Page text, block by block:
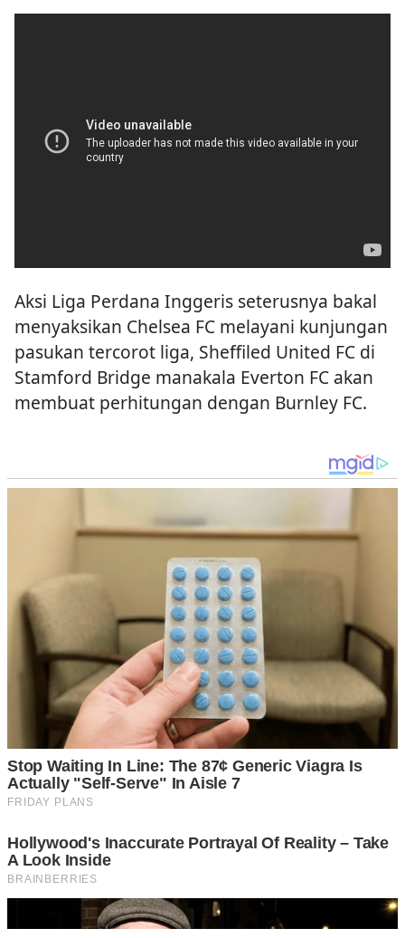
Aksi Liga Perdana Inggeris seterusnya bakal
menyaksikan Chelsea FC melayani kunjungan
pasukan tercorot liga, Sheffiled United FC di
Stamford Bridge manakala Everton FC akan
membuat perhitungan dengan Burnley FC.